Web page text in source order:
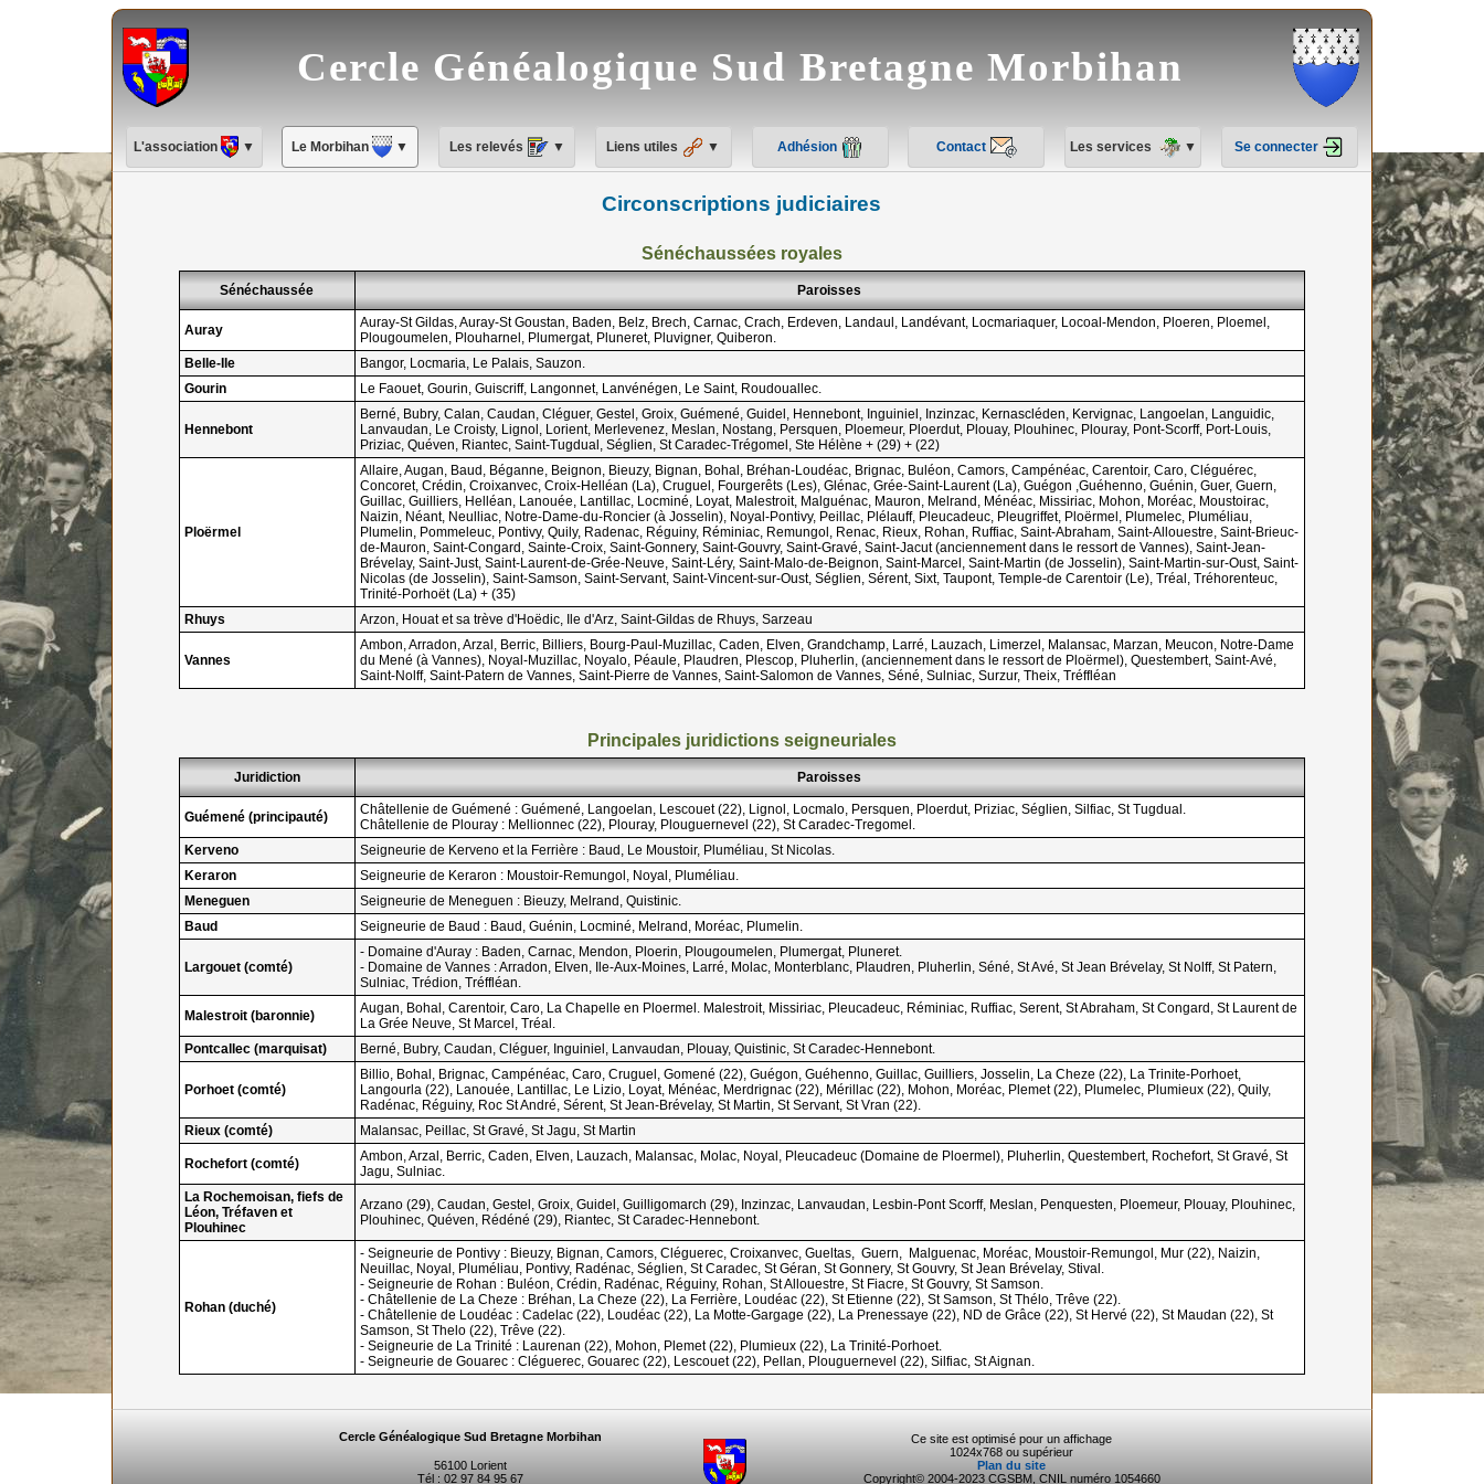
Cercle Généalogique Sud Bretagne Morbihan
L'association ▼ Le Morbihan ▼ Les relevés ▼ Liens utiles ▼ Adhésion Contact Les services ▼ Se connecter
Circonscriptions judiciaires
Sénéchaussées royales
Sénéchaussée Paroisses
Auray
Auray-St Gildas, Auray-St Goustan, Baden, Belz, Brech, Carnac, Crach, Erdeven, Landaul, Landévant, Locmariaquer, Locoal-Mendon, Ploeren, Ploemel,
Plougoumelen, Plouharnel, Plumergat, Pluneret, Pluvigner, Quiberon.
Belle-Ile
Bangor, Locmaria, Le Palais, Sauzon.
Gourin
Le Faouet, Gourin, Guiscriff, Langonnet, Lanvénégen, Le Saint, Roudouallec.
Hennebont
Berné, Bubry, Calan, Caudan, Cléguer, Gestel, Groix, Guémené, Guidel, Hennebont, Inguiniel, Inzinzac, Kernascléden, Kervignac, Langoelan, Languidic,
Lanvaudan, Le Croisty, Lignol, Lorient, Merlevenez, Meslan, Nostang, Persquen, Ploemeur, Ploerdut, Plouay, Plouhinec, Plouray, Pont-Scorff, Port-Louis,
Priziac, Quéven, Riantec, Saint-Tugdual, Séglien, St Caradec-Trégomel, Ste Hélène + (29) + (22)
Ploërmel
Allaire, Augan, Baud, Béganne, Beignon, Bieuzy, Bignan, Bohal, Bréhan-Loudéac, Brignac, Buléon, Camors, Campénéac, Carentoir, Caro, Cléguérec,
Concoret, Crédin, Croixanvec, Croix-Helléan (La), Cruguel, Fourgerêts (Les), Glénac, Grée-Saint-Laurent (La), Guégon ,Guéhenno, Guénin, Guer, Guern,
Guillac, Guilliers, Helléan, Lanouée, Lantillac, Locminé, Loyat, Malestroit, Malguénac, Mauron, Melrand, Ménéac, Missiriac, Mohon, Moréac, Moustoirac,
Naizin, Néant, Neulliac, Notre-Dame-du-Roncier (à Josselin), Noyal-Pontivy, Peillac, Plélauff, Pleucadeuc, Pleugriffet, Ploërmel, Plumelec, Pluméliau,
Plumelin, Pommeleuc, Pontivy, Quily, Radenac, Réguiny, Réminiac, Remungol, Renac, Rieux, Rohan, Ruffiac, Saint-Abraham, Saint-Allouestre, Saint-Brieuc-
de-Mauron, Saint-Congard, Sainte-Croix, Saint-Gonnery, Saint-Gouvry, Saint-Gravé, Saint-Jacut (anciennement dans le ressort de Vannes), Saint-Jean-
Brévelay, Saint-Just, Saint-Laurent-de-Grée-Neuve, Saint-Léry, Saint-Malo-de-Beignon, Saint-Marcel, Saint-Martin (de Josselin), Saint-Martin-sur-Oust, Saint-
Nicolas (de Josselin), Saint-Samson, Saint-Servant, Saint-Vincent-sur-Oust, Séglien, Sérent, Sixt, Taupont, Temple-de Carentoir (Le), Tréal, Tréhorenteuc,
Trinité-Porhoët (La) + (35)
Rhuys
Arzon, Houat et sa trève d'Hoëdic, Ile d'Arz, Saint-Gildas de Rhuys, Sarzeau
Vannes
Ambon, Arradon, Arzal, Berric, Billiers, Bourg-Paul-Muzillac, Caden, Elven, Grandchamp, Larré, Lauzach, Limerzel, Malansac, Marzan, Meucon, Notre-Dame
du Mené (à Vannes), Noyal-Muzillac, Noyalo, Péaule, Plaudren, Plescop, Pluherlin, (anciennement dans le ressort de Ploërmel), Questembert, Saint-Avé,
Saint-Nolff, Saint-Patern de Vannes, Saint-Pierre de Vannes, Saint-Salomon de Vannes, Séné, Sulniac, Surzur, Theix, Tréffléan
Principales juridictions seigneuriales
Juridiction Paroisses
Guémené (principauté)
Châtellenie de Guémené : Guémené, Langoelan, Lescouet (22), Lignol, Locmalo, Persquen, Ploerdut, Priziac, Séglien, Silfiac, St Tugdual.
Châtellenie de Plouray : Mellionnec (22), Plouray, Plouguernevel (22), St Caradec-Tregomel.
Kerveno
Seigneurie de Kerveno et la Ferrière : Baud, Le Moustoir, Pluméliau, St Nicolas.
Keraron
Seigneurie de Keraron : Moustoir-Remungol, Noyal, Pluméliau.
Meneguen
Seigneurie de Meneguen : Bieuzy, Melrand, Quistinic.
Baud
Seigneurie de Baud : Baud, Guénin, Locminé, Melrand, Moréac, Plumelin.
Largouet (comté)
- Domaine d'Auray : Baden, Carnac, Mendon, Ploerin, Plougoumelen, Plumergat, Pluneret.
- Domaine de Vannes : Arradon, Elven, Ile-Aux-Moines, Larré, Molac, Monterblanc, Plaudren, Pluherlin, Séné, St Avé, St Jean Brévelay, St Nolff, St Patern,
Sulniac, Trédion, Tréffléan.
Malestroit (baronnie)
Augan, Bohal, Carentoir, Caro, La Chapelle en Ploermel. Malestroit, Missiriac, Pleucadeuc, Réminiac, Ruffiac, Serent, St Abraham, St Congard, St Laurent de
La Grée Neuve, St Marcel, Tréal.
Pontcallec (marquisat)
Berné, Bubry, Caudan, Cléguer, Inguiniel, Lanvaudan, Plouay, Quistinic, St Caradec-Hennebont.
Porhoet (comté)
Billio, Bohal, Brignac, Campénéac, Caro, Cruguel, Gomené (22), Guégon, Guéhenno, Guillac, Guilliers, Josselin, La Cheze (22), La Trinite-Porhoet,
Langourla (22), Lanouée, Lantillac, Le Lizio, Loyat, Ménéac, Merdrignac (22), Mérillac (22), Mohon, Moréac, Plemet (22), Plumelec, Plumieux (22), Quily,
Radénac, Réguiny, Roc St André, Sérent, St Jean-Brévelay, St Martin, St Servant, St Vran (22).
Rieux (comté)
Malansac, Peillac, St Gravé, St Jagu, St Martin
Rochefort (comté)
Ambon, Arzal, Berric, Caden, Elven, Lauzach, Malansac, Molac, Noyal, Pleucadeuc (Domaine de Ploermel), Pluherlin, Questembert, Rochefort, St Gravé, St
Jagu, Sulniac.
La Rochemoisan, fiefs de
Léon, Tréfaven et
Plouhinec
Arzano (29), Caudan, Gestel, Groix, Guidel, Guilligomarch (29), Inzinzac, Lanvaudan, Lesbin-Pont Scorff, Meslan, Penquesten, Ploemeur, Plouay, Plouhinec,
Plouhinec, Quéven, Rédéné (29), Riantec, St Caradec-Hennebont.
Rohan (duché)
- Seigneurie de Pontivy : Bieuzy, Bignan, Camors, Cléguerec, Croixanvec, Gueltas, Guern, Malguenac, Moréac, Moustoir-Remungol, Mur (22), Naizin,
Neuillac, Noyal, Pluméliau, Pontivy, Radénac, Séglien, St Caradec, St Géran, St Gonnery, St Gouvry, St Jean Brévelay, Stival.
- Seigneurie de Rohan : Buléon, Crédin, Radénac, Réguiny, Rohan, St Allouestre, St Fiacre, St Gouvry, St Samson.
- Châtellenie de La Cheze : Bréhan, La Cheze (22), La Ferrière, Loudéac (22), St Etienne (22), St Samson, St Thélo, Trêve (22).
- Châtellenie de Loudéac : Cadelac (22), Loudéac (22), La Motte-Gargage (22), La Prenessaye (22), ND de Grâce (22), St Hervé (22), St Maudan (22), St
Samson, St Thelo (22), Trêve (22).
- Seigneurie de La Trinité : Laurenan (22), Mohon, Plemet (22), Plumieux (22), La Trinité-Porhoet.
- Seigneurie de Gouarec : Cléguerec, Gouarec (22), Lescouet (22), Pellan, Plouguernevel (22), Silfiac, St Aignan.
Cercle Généalogique Sud Bretagne Morbihan
56100 Lorient
Tél : 02 97 84 95 67
Ce site est optimisé pour un affichage
1024x768 ou supérieur
Plan du site
Copyright© 2004-2023 CGSBM, CNIL numéro 1054660